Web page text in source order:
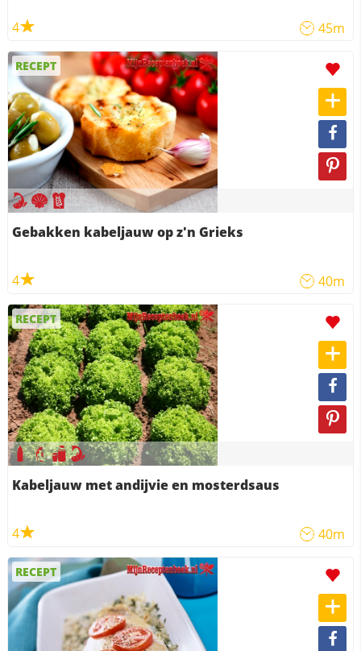
4 45m
RECEPT
Gebakken kabeljauw op z'n Grieks
4 40m
RECEPT
Kabeljauw met andijvie en mosterdsaus
4 40m
RECEPT